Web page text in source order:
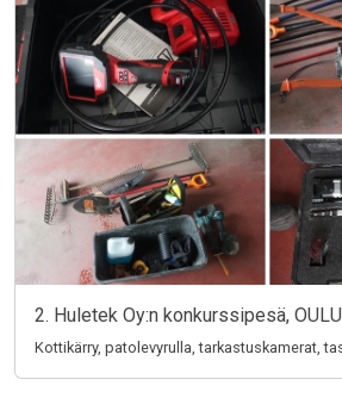
2. Huletek Oy:n konkurssipesä,
Kottikärry, patolevyrulla, tarkastuskamerat,